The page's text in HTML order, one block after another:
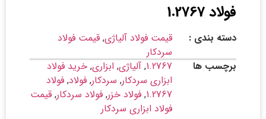
فولاد 1.2767
دسته بندی : قیمت فولاد آلیاژی, قیمت فولاد
سردکار
برچسب ها
1.2767
, آلیاژی, ابزاری, خرید فولاد
ابزاری سردکار, سردکار, فولاد, فولاد
1.2767
, فولاد خزر, فولاد سردکار, قیمت
فولاد ابزاری سردکار